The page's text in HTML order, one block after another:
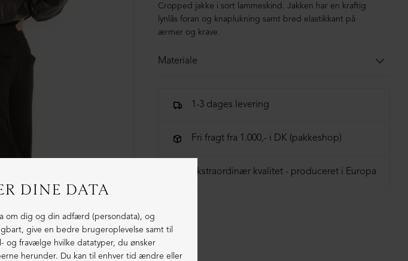
Cropped jakke i sort lammeskind. Jakken har en kraftig
lynlås foran og knaplukning samt bred elastikkant på
ærmer og krave.
Materiale
1-3 dages levering
Fri fragt fra 1.000,- i DK (pakkeshop)
Ekstraordinær kvalitet - produceret i Europa